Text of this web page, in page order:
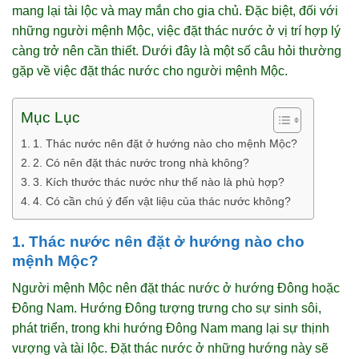
mang lại tài lộc và may mắn cho gia chủ. Đặc biệt, đối với
những người mệnh Mộc, việc đặt thác nước ở vị trí hợp lý
càng trở nên cần thiết. Dưới đây là một số câu hỏi thường
gặp về việc đặt thác nước cho người mệnh Mộc.
Mục Lục
1. Thác nước nên đặt ở hướng nào cho mệnh Mộc?
2. Có nên đặt thác nước trong nhà không?
3. Kích thước thác nước như thế nào là phù hợp?
4. Có cần chú ý đến vật liệu của thác nước không?
1. Thác nước nên đặt ở hướng nào cho
mệnh Mộc?
Người mệnh Mộc nên đặt thác nước ở hướng Đông hoặc
Đông Nam. Hướng Đông tượng trưng cho sự sinh sôi,
phát triển, trong khi hướng Đông Nam mang lại sự thịnh
vượng và tài lộc. Đặt thác nước ở những hướng này sẽ